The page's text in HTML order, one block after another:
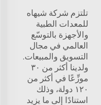
تلتزم شركة شيهاه
للمعدات الطبية
والأجهزة بالتوسّع
العالمي في مجال
التسويق والمبيعات.
ولدينا أكثر من ٣٠
موزِّعًا في أكثر من
١٢٠ دولة، وذلك
استنادًا إلى ما يزيد